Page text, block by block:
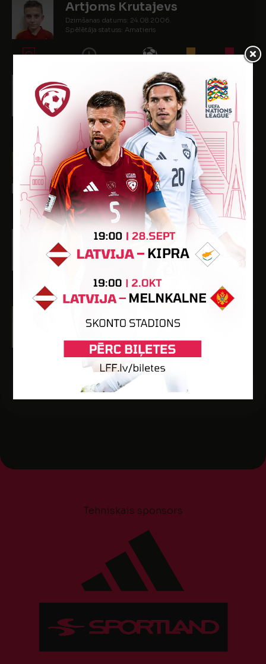
Artjoms Krutajevs
Dzimšanas datums: 24.08.2006.
Spēlētāja statuss: Amatieris
- - - - -
Andris Peičs
Dzimšanas datums: 25.02.2006.
Spēlētāja statuss: Amatieris
- - -
Dmitrijs Peņkovs
Dzimšanas datums: 02.08.2007.
Spēlētāja statuss: Amatieris
- - - - -
Rafaēls Rastorgujevs
Dzimšanas datums: 07.01.2006.
Spēlētāja statuss: Amatieris
- -
Daniels Tučs
Dzimšanas datums: 01.04.2006.
Spēlētāja statuss: Amatieris
- 1 2
Tehniskais sponsors